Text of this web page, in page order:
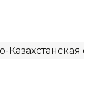
Казахстанская